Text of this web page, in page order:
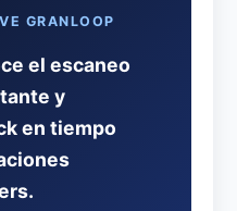
GRANLOOP
el escaneo
y
en tiempo